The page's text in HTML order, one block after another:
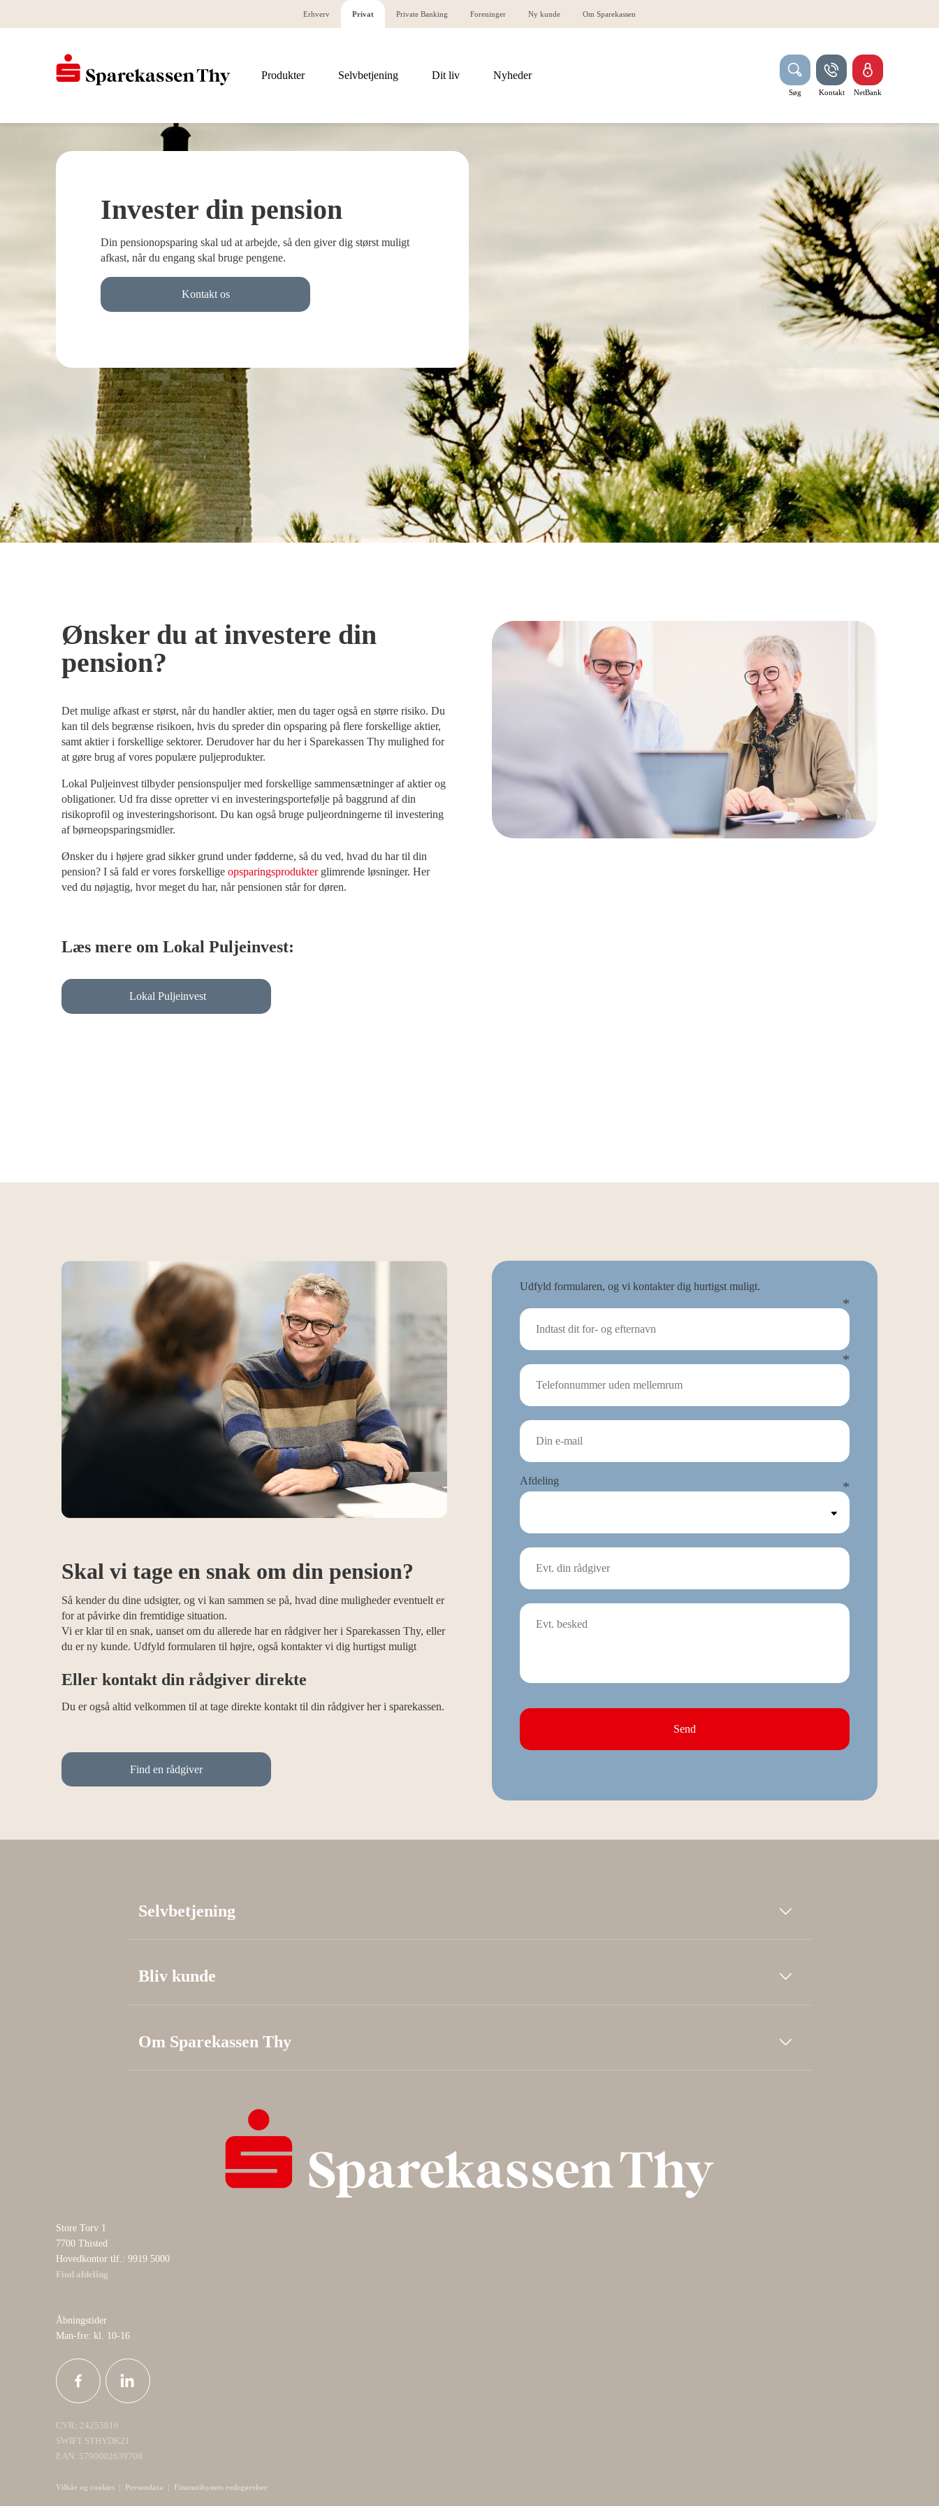
Erhverv Privat Private Banking Foreninger Ny kunde Om Sparekassen
Produkter Selvbetjening Dit liv Nyheder
Søg Kontakt NetBank
Invester din pension
Din pensionopsparing skal ud at arbejde, så den giver dig størst muligt
afkast, når du engang skal bruge pengene.
Kontakt os
Ønsker du at investere din
pension?
Det mulige afkast er størst, når du handler aktier, men du tager også en større risiko. Du
kan til dels begrænse risikoen, hvis du spreder din opsparing på flere forskellige aktier,
samt aktier i forskellige sektorer. Der­udover har du her i Sparekassen Thy mulighed for
at gøre brug af vores populære puljeprodukter.
Lokal Puljeinvest tilbyder pensionspuljer med forskellige sammensætninger af aktier og
obligationer. Ud fra disse opretter vi en investeringsportefølje på baggrund af din
risikoprofil og investeringshorisont. Du kan også bruge puljeordningerne til investering
af børneopsparingsmidler.
Ønsker du i højere grad sikker grund under fødderne, så du ved, hvad du har til din
pension? I så fald er vores forskellige opsparingsprodukterglimrende løsninger. Her
ved du nøjagtig, hvor meget du har, når pensionen står for døren.
Læs mere om Lokal Puljeinvest:
Lokal Puljeinvest
Skal vi tage en snak om din pension?
Så kender du dine udsigter, og vi kan sammen se på, hvad dine muligheder eventuelt er
for at påvirke din fremtidige situation.
Vi er klar til en snak, uanset om du allerede har en rådgiver her i Sparekassen Thy, eller
du er ny kunde. Udfyld formularen til højre, også kontakter vi dig hurtigst muligt
Eller kontakt din rådgiver direkte
Du er også altid velkommen til at tage direkte kontakt til din rådgiver her i sparekassen.
Find en rådgiver
Udfyld formularen, og vi kontakter dig hurtigst muligt.
Afdeling
Selvbetjening
Bliv kunde
Om Sparekassen Thy
Store Torv 1
7700 Thisted
Hovedkontor tlf.: 9919 5000
Find afdeling
Åbningstider
Man-fre: kl. 10-16
CVR: 24255816
SWIFT STHYDK21
EAN: 5790002639708
Vilkår og cookies Persondata Finanstilsynets redegørelser